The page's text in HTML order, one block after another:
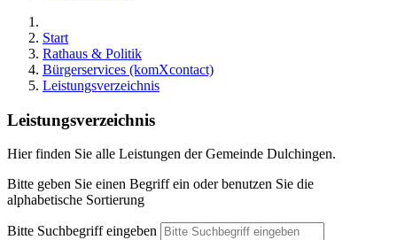
Start
Rathaus & Politik
Bürgerservices (komXcontact)
Leistungsverzeichnis
Leistungsverzeichnis
Hier finden Sie alle Leistungen der Gemeinde Dulchingen.
Bitte geben Sie einen Begriff ein oder benutzen Sie die
alphabetische Sortierung
Bitte Suchbegriff eingeben